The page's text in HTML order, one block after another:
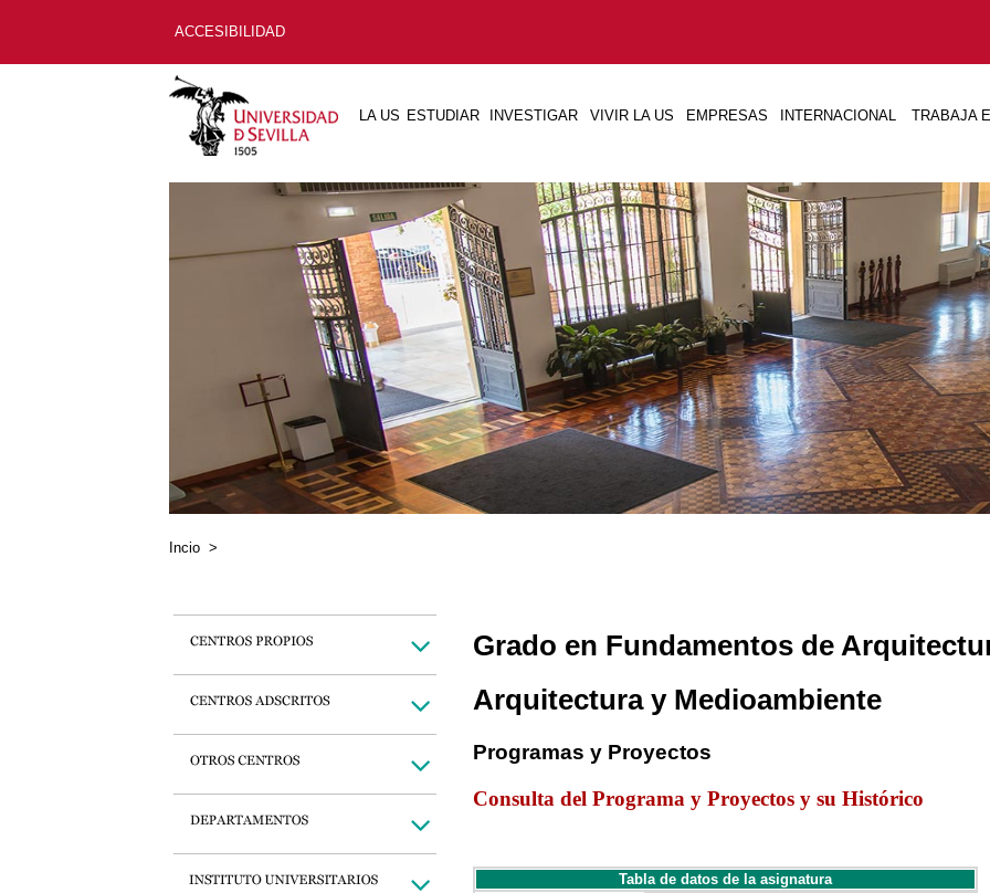
ACCESIBILIDAD
LA US ESTUDIAR INVESTIGAR VIVIR LA US EMPRESAS INTERNACIONAL TRABAJA
Incio >
Grado en Fundamentos de
Arquitectura y Medioambiente
Programas y Proyectos
Consulta del Programa y Proyectos y su Histórico
Tabla de datos de la asignatura